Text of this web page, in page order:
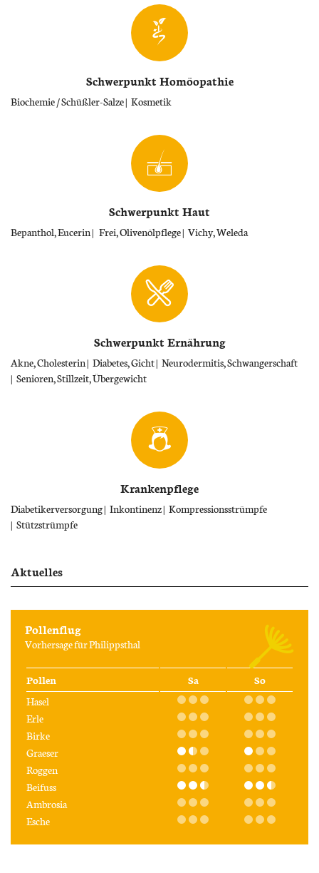
Schwerpunkt Homöopathie
Biochemie / Schüßler-Salze Kosmetik
Schwerpunkt Haut
Bepanthol, Eucerin Frei, Olivenölpflege Vichy, Weleda
Schwerpunkt Ernährung
Akne, Cholesterin Diabetes, Gicht Neurodermitis, Schwangerschaft
Senioren, Stillzeit, Übergewicht
Krankenpflege
Diabetikerversorgung Inkontinenz Kompressionsstrümpfe
Stützstrümpfe
Aktuelles
Pollenflug
Vorhersage für Philippsthal
Pollen Sa
So
Hasel
Erle
Birke
Graeser
Roggen
Beifuss
Ambrosia
Esche